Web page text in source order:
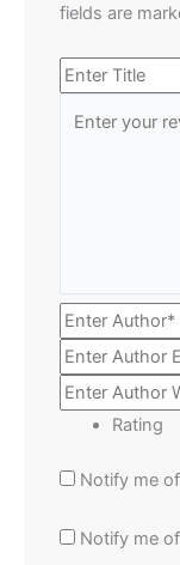
fields are
Rating
Notify me
Notify me